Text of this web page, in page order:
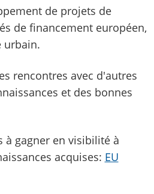
de projets de
de financement européen,
urbain.
rencontres avec d'autres
et des bonnes
à gagner en visibilité à
acquises: EU